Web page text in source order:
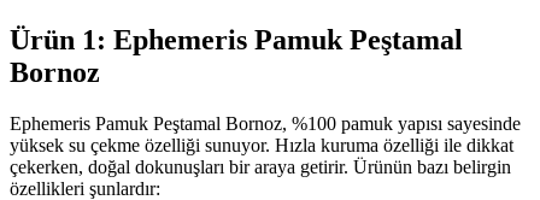
Ürün 1: Ephemeris Pamuk Peştamal
Bornoz
Ephemeris Pamuk Peştamal Bornoz, %100 pamuk yapısı sayesinde
yüksek su çekme özelliği sunuyor. Hızla kuruma özelliği ile dikkat
çekerken, doğal dokunuşları bir araya getirir. Ürünün bazı belirgin
özellikleri şunlardır: